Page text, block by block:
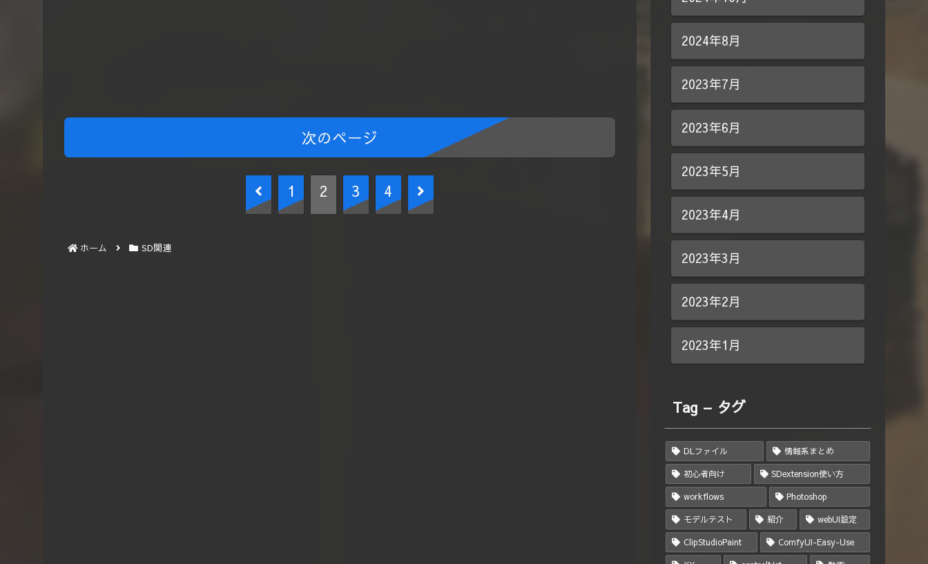
次のページ
前
へ
1 2 3 4
次
へ
ホーム SD関連
2024年8月
2023年7月
2023年6月
2023年5月
2023年4月
2023年3月
2023年2月
2023年1月
Tag – タグ
DLファイル 情報系まとめ
初心者向け SDextension使い方
workflows Photoshop
モデルテスト 紹介 webUI設定
ClipStudioPaint ComfyUI-Easy-Use